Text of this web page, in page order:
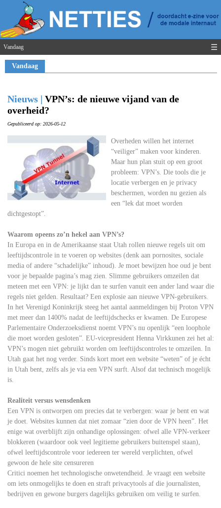
Vandaag ☰
Vandaag
Nieuws | VPN’s: de nieuwe vijand van de
overheid?
Gepubliceerd op: 2026-05-12
Overheden willen het internet
“veiliger” maken voor kinderen.
Maar hun plan stuit op een groot
probleem: VPN’s. Die tools die je
locatie verbergen en je privacy
beschermen, worden nu gezien als
een “lek dat moet worden
dichtgestopt”.
Waarom opeens zo’n hekel aan VPN’s?
In Europa en in de Amerikaanse staat Utah rollen nieuwe regels uit om
leeftijdscontrole in te voeren op websites (denk aan pornosites, sociale
media of andere “schadelijke” inhoud). Je moet bewijzen hoe oud je bent
voor je bepaalde pagina’s mag zien. Slimme gebruikers omzeilen dat
meteen met een VPN: je lijkt dan te surfen vanuit een ander land waar die
regels niet gelden. Resultaat? Een explosie aan nieuwe VPN-gebruikers.
In het Verenigd Koninkrijk steeg het aantal aanmeldingen bij Proton VPN
met meer dan 1400% nadat de leeftijdschecks er kwamen. De Europese
Parlementaire Onderzoeksdienst noemt VPN’s nu openlijk “een loophole
die moet worden gesloten”. EU-vicepresident Henna Virkkunen zei het al:
VPN’s mogen niet gebruikt worden om leeftijdscontroles te omzeilen. In
Utah gaat het nog verder. Sinds kort moet een website “weten” of je écht
in Utah bent, zelfs als je via een VPN surft. Alsof dat technisch mogelijk
is.
Realiteit versus wensdenken
Een VPN is ontworpen om precies dat te verbergen: waar je bent en wat
je doet. Websites kunnen dat niet zomaar “zien door de VPN heen”. Het
enige wat overblijft zijn onhandige oplossingen: ofwel alle VPN-verkeer
blokkeren (waardoor ook veel legitieme gebruikers buitenspel staan),
ofwel leeftijdscontrole voor iedereen ter wereld verplichten, ofwel
gewoon de hele site censureren
Critici noemen het technologische onwetendheid. Je vraagt een website
om iets onmogelijks te doen en straft privacytools af die journalisten,
bedrijven en gewone burgers dagelijks gebruiken om veilig te surfen.